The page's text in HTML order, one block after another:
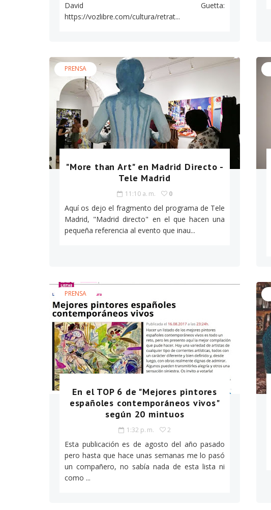
David Guetta:
https://vozlibre.com/cultura/retrat...
PRENSA
"More than Art" en Madrid Directo -
Tele Madrid
11:10 a. m. 0
Aquí os dejo el fragmento del programa de Tele
Madrid, "Madrid directo" en el que hacen una
pequeña referencia al evento que inau...
PRENSA
En el TOP 6 de "Mejores pintores
españoles contemporáneos vivos"
según 20 mintuos
1:32 p. m. 2
Esta publicación es de agosto del año pasado
pero hasta que hace unas semanas me lo pasó
un compañero, no sabía nada de esta lista ni
como ...